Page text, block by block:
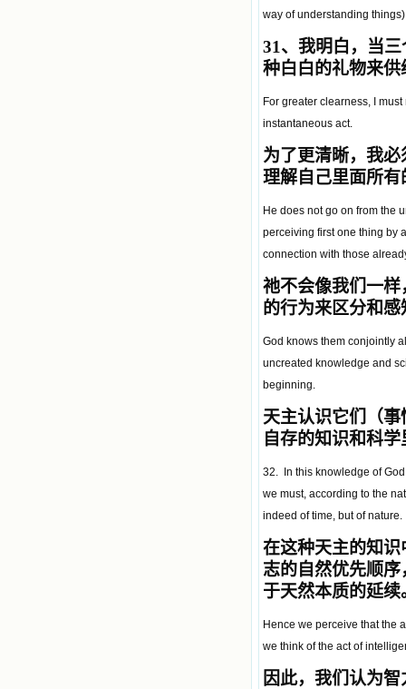
way of understanding
31、我明白，当
种白白的礼物来
For greater clearness, I
instantaneous act.
为了更清晰，我
理解自己里面所有
He does not go on from the
perceiving first one thing by
connection with those
祂不会像我们一
的行为来区分和
God knows them conjointly
uncreated knowledge and
beginning.
天主认识它们（
自存的知识和科
32. In this knowledge of
we must, according to the
indeed of time, but of nature.
在这种天主的知
志的自然优先顺
于天然本质的延续
Hence we perceive that the
we think of the act of
因此，我们认为